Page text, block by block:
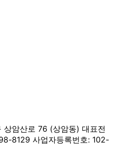
상암산로 76 (상암동) 대표전
8129 사업자등록번호: 102-